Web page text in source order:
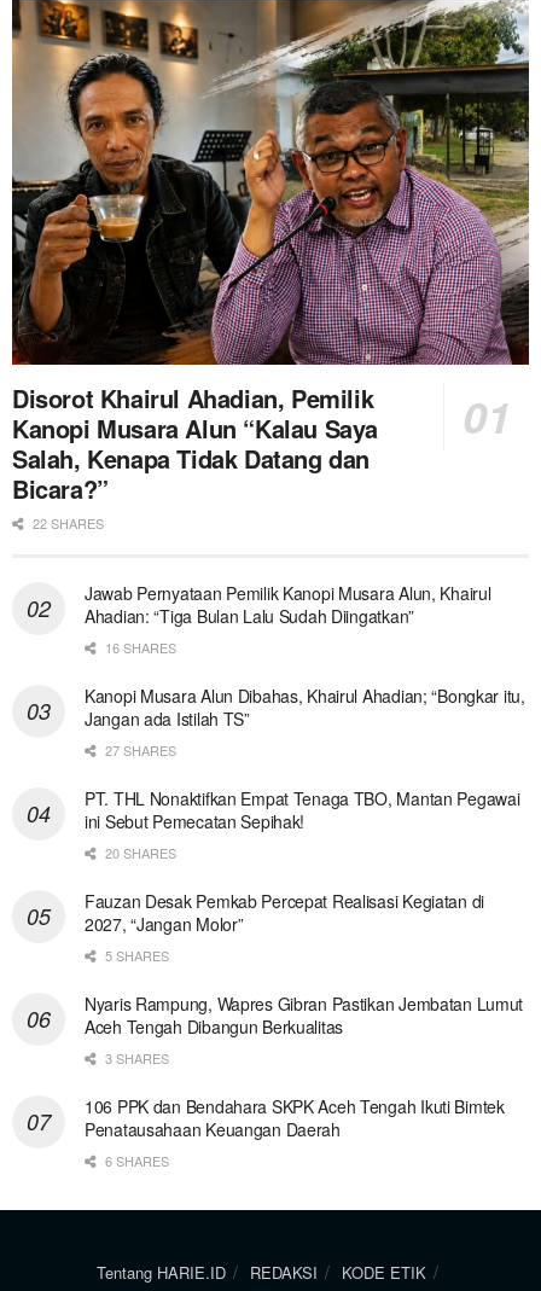
Disorot Khairul Ahadian, Pemilik
Kanopi Musara Alun “Kalau Saya
Salah, Kenapa Tidak Datang dan
Bicara?”
22 SHARES
Jawab Pernyataan Pemilik Kanopi Musara Alun, Khairul
Ahadian: “Tiga Bulan Lalu Sudah Diingatkan”
16 SHARES
Kanopi Musara Alun Dibahas, Khairul Ahadian; “Bongkar itu,
Jangan ada Istilah TS”
27 SHARES
PT. THL Nonaktifkan Empat Tenaga TBO, Mantan Pegawai
ini Sebut Pemecatan Sepihak!
20 SHARES
Fauzan Desak Pemkab Percepat Realisasi Kegiatan di
2027, “Jangan Molor”
5 SHARES
Nyaris Rampung, Wapres Gibran Pastikan Jembatan Lumut
Aceh Tengah Dibangun Berkualitas
3 SHARES
106 PPK dan Bendahara SKPK Aceh Tengah Ikuti Bimtek
Penatausahaan Keuangan Daerah
6 SHARES
Tentang HARIE.ID REDAKSI
KODE ETIK